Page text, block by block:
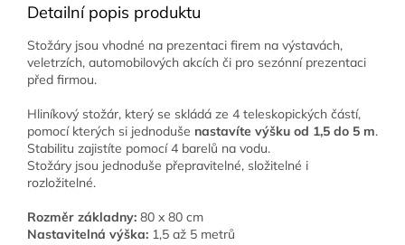
Detailní popis produktu
Stožáry jsou vhodné na prezentaci firem na výstavách,
veletrzích, automobilových akcích či pro sezónní prezentaci
před firmou.
Hliníkový stožár, který se skládá ze 4 teleskopických částí,
pomocí kterých si jednoduše nastavíte výšku od 1,5 do 5 m.
Stabilitu zajistíte pomocí 4 barelů na vodu.
Stožáry jsou jednoduše přepravitelné, složitelné i
rozložitelné.
Rozměr základny: 80 x 80 cm
Nastavitelná výška: 1,5 až 5 metrů